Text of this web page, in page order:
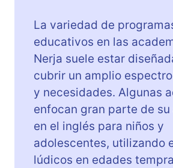
La variedad de
educativos en las
Nerja suele estar
cubrir un amplio
y necesidades. Algunas
enfocan gran parte de
en el inglés para niños y
adolescentes, utilizando
lúdicos en edades